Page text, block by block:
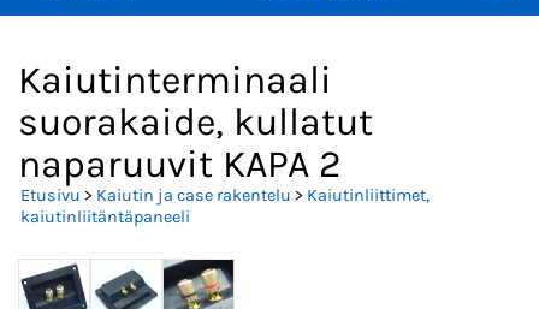
Kaiutinterminaali
suorakaide, kullatut
naparuuvit KAPA 2
Etusivu > Kaiutin ja case rakentelu > Kaiutinliittimet,
kaiutinliitäntäpaneeli